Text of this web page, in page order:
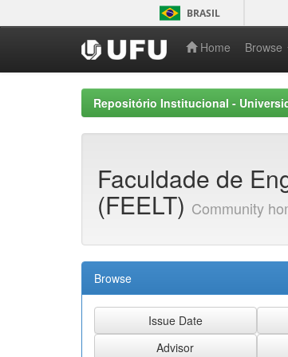
navigation
BRASIL
Home Browse
Repositório Institucional -
Faculdade de
(FEELT) Community
Browse